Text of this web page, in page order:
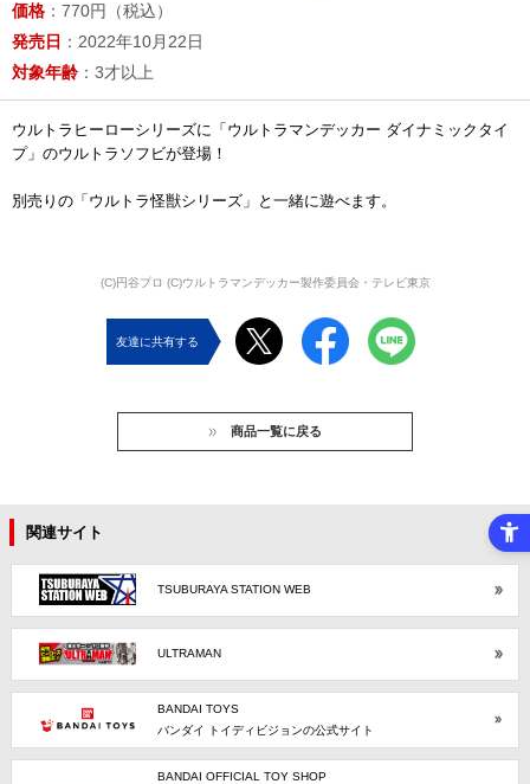
価格 ：770円（税込）
発売日 ：2022年10月22日
対象年齢 ：3才以上
ウルトラヒーローシリーズに「ウルトラマンデッカー ダイナミックタイ
プ」のウルトラソフビが登場！
別売りの「ウルトラ怪獣シリーズ」と一緒に遊べます。
(C)円谷プロ (C)ウルトラマンデッカー製作委員会・テレビ東京
友達に共有する
商品一覧に戻る
関連サイト
TSUBURAYA STATION WEB
ULTRAMAN
BANDAI TOYS
バンダイ トイディビジョンの公式サイト
BANDAI OFFICIAL TOY SHOP